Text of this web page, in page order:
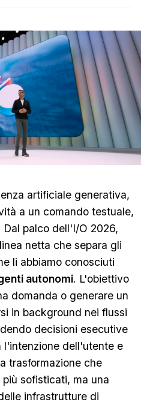
artificiale generativa,
a un comando testuale,
palco dell'I/O 2026,
netta che separa gli
li abbiamo conosciuti
autonomi. L'obiettivo
domanda o generare un
in background nei flussi
decisioni esecutive
dell'utente e
trasformazione che
sofisticati, ma una
infrastrutture di